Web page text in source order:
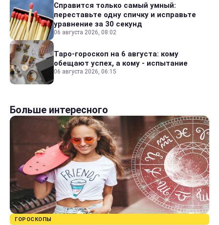
Справится только самый умный:
переставьте одну спичку и исправьте
уравнение за 30 секунд
06 августа 2026, 08:02
Таро-гороскоп на 6 августа: кому
обещают успех, а кому - испытание
06 августа 2026, 06:15
Больше интересного
ГОРОСКОПЫ